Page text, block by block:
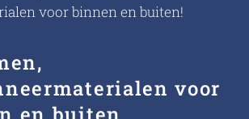
voor binnen en buiten!
voor